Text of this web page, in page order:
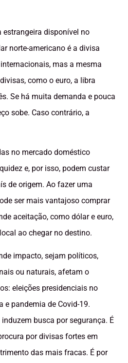
estrangeira disponível no
norte-americano é a divisa
mas a mesma
como o euro, a libra
Se há muita demanda e pouca
sobe. Caso contrário, a
no mercado doméstico
e, por isso, podem custar
de origem. Ao fazer uma
ser mais vantajoso comprar
aceitação, como dólar e euro,
ao chegar no destino.
impacto, sejam políticos,
ou naturais, afetam o
eleições presidenciais no
e pandemia de Covid-19.
busca por segurança. É
por divisas fortes em
das mais fracas. É por